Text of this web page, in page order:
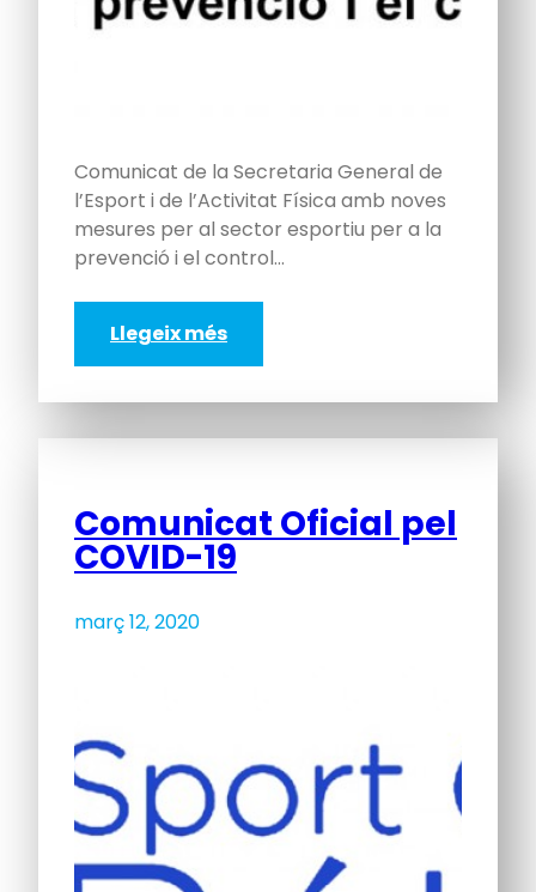
Comunicat de la Secretaria General de
l’Esport i de l’Activitat Física amb noves
mesures per al sector esportiu per a la
prevenció i el control…
Llegeix més
Comunicat Oficial pel
COVID-19
març 12, 2020